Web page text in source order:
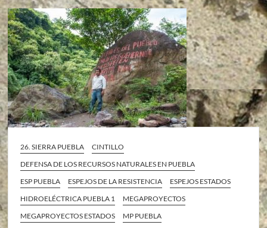
26. SIERRA PUEBLA
CINTILLO
DEFENSA DE LOS RECURSOS NATURALES EN PUEBLA
ESP PUEBLA
ESPEJOS DE LA RESISTENCIA
ESPEJOS ESTADOS
HIDROELÉCTRICA PUEBLA 1
MEGAPROYECTOS
MEGAPROYECTOS ESTADOS
MP PUEBLA